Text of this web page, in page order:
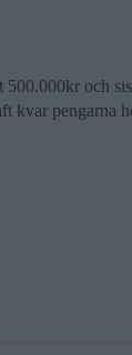
500.000kr och
kvar pengarna